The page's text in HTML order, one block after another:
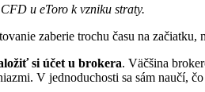
u eToro k vzniku straty.
zaberie trochu času na
si účet u brokera. Väčšina
V jednoduchosti sa sám naučí,